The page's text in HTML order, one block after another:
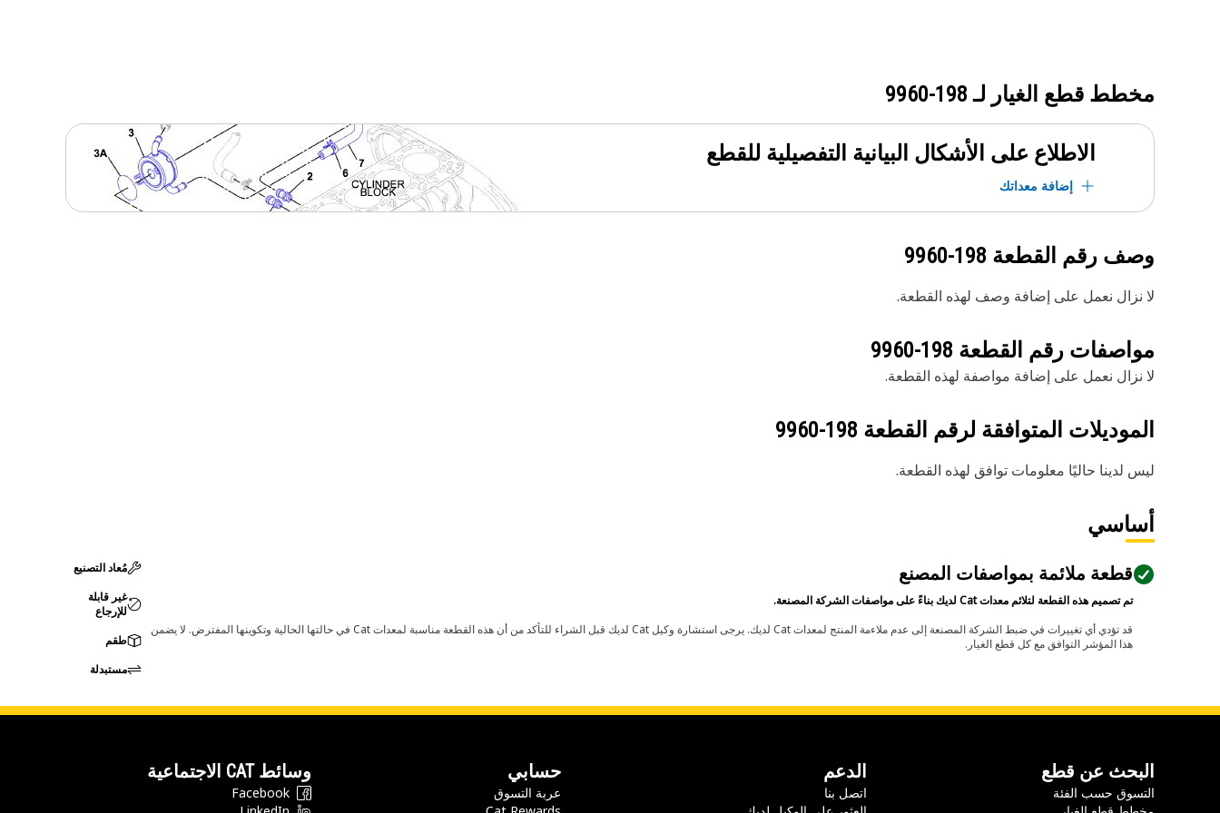
مخطط قطع الغيار لـ 198-9960
الاطلاع على الأشكال البيانية التفصيلية للقطع
إضافة معداتك
وصف رقم القطعة 198-9960
لا نزال نعمل على إضافة وصف لهذه القطعة.
مواصفات رقم القطعة 198-9960
لا نزال نعمل على إضافة مواصفة لهذه القطعة.
الموديلات المتوافقة لرقم القطعة 198-9960
ليس لدينا حاليًا معلومات توافق لهذه القطعة.
أساسي
قطعة ملائمة بمواصفات المصنع
تم تصميم هذه القطعة لتلائم معدات Cat لديك بناءً على مواصفات الشركة المصنعة.
قد تؤدي أي تغييرات في ضبط الشركة المصنعة إلى عدم ملاءمة المنتج لمعدات Cat لديك. يرجى استشارة وكيل Cat لديك قبل الشراء للتأكد من أن هذه القطعة مناسبة لمعدات Cat في حالتها الحالية وتكوينها المفترض. لا يضمن
هذا المؤشر التوافق مع كل قطع الغيار.
مُعاد التصنيع
غير قابلة
للإرجاع
طقم
مستبدلة
البحث عن قطع
التسوق حسب الفئة
الدعم
اتصل بنا
حسابي
عربة التسوق
وسائط CAT الاجتماعية
Facebook